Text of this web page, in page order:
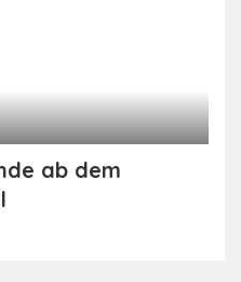
ab dem